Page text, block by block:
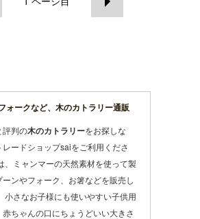
ォークなど、木のカトラリー通販
評判の木のカトラリーをお探しな
レードショップsaiをご利用くださ
、ミャンマーの天然素材を使って製
ーンやフォーク お箸などを販売し
小さなお子様にも使いやすい子供用
赤ちゃんの口にちょうどいい大きさ